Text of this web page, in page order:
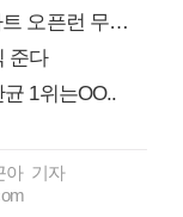
픈런 무슨일?
준다
1위는OO..
아 기자